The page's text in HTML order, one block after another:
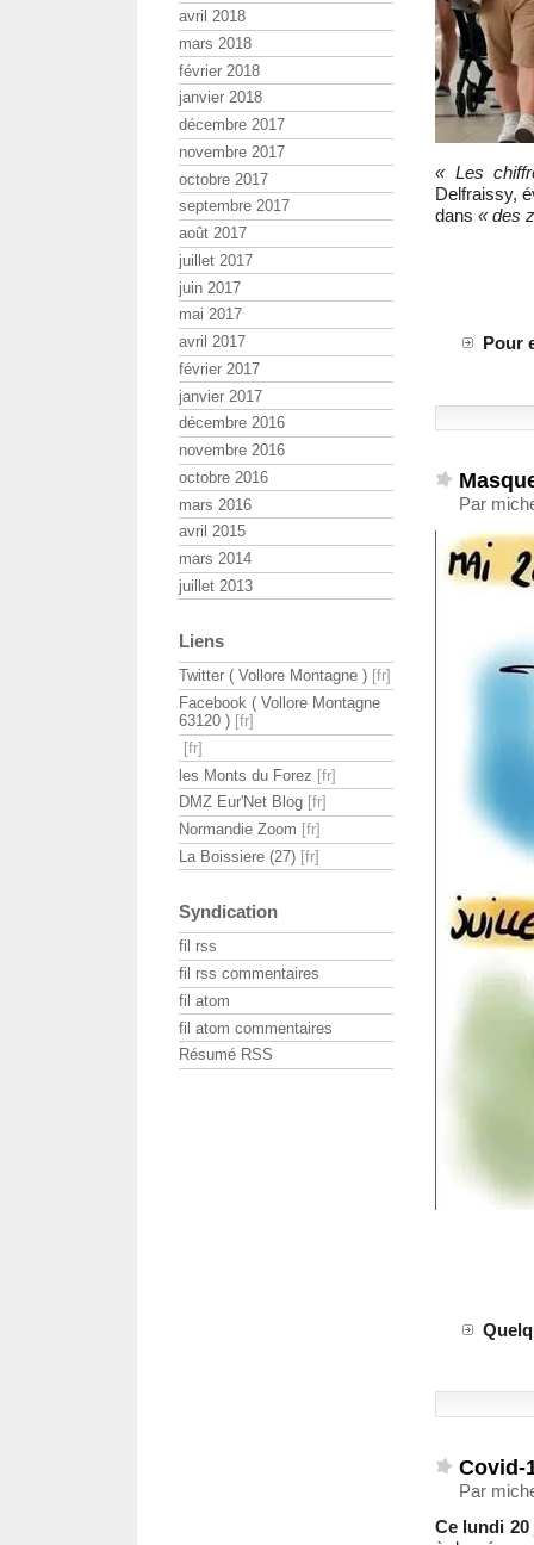
« Les
Delfraissy,
dans « des
Pour
Par
Covid-
Par
Ce lundi
avril 2018
mars 2018
février 2018
janvier 2018
décembre 2017
novembre 2017
octobre 2017
septembre 2017
août 2017
juillet 2017
juin 2017
mai 2017
avril 2017
février 2017
janvier 2017
décembre 2016
novembre 2016
octobre 2016
mars 2016
avril 2015
mars 2014
juillet 2013
Liens
Twitter ( Vollore Montagne )
Facebook ( Vollore Montagne
63120 )
les Monts du Forez
DMZ Eur'Net Blog
Normandie Zoom
La Boissiere (27)
Syndication
fil rss
fil rss commentaires
fil atom
fil atom commentaires
Résumé RSS